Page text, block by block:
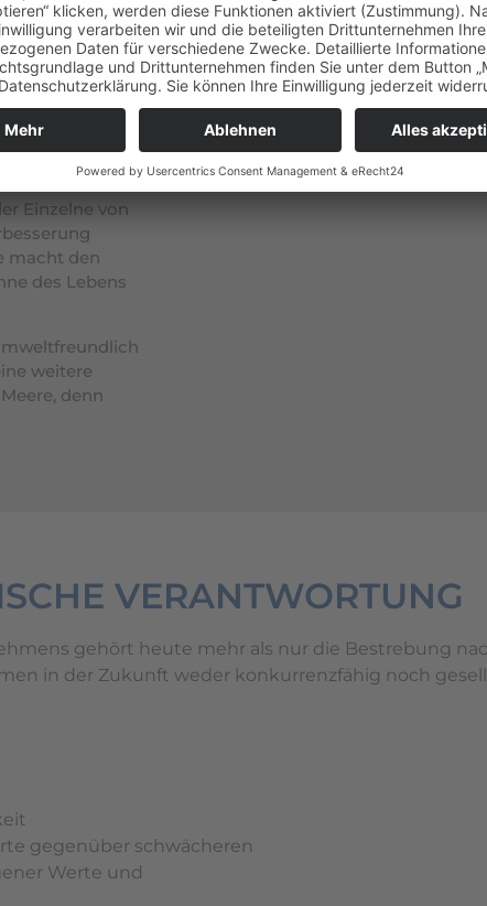
Einzelne von
macht den
des Lebens
weitere
denn
VERANTWORTUNG
gehört heute mehr als nur die Bestrebung
in der Zukunft weder konkurrenzfähig noch
gegenüber schwächeren
Werte und